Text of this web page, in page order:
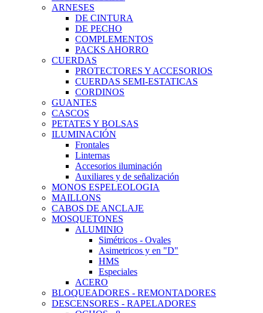
ARNESES
DE CINTURA
DE PECHO
COMPLEMENTOS
PACKS AHORRO
CUERDAS
PROTECTORES Y ACCESORIOS
CUERDAS SEMI-ESTATICAS
CORDINOS
GUANTES
CASCOS
PETATES Y BOLSAS
ILUMINACIÓN
Frontales
Linternas
Accesorios iluminación
Auxiliares y de señalización
MONOS ESPELEOLOGIA
MAILLONS
CABOS DE ANCLAJE
MOSQUETONES
ALUMINIO
Simétricos - Ovales
Asimetricos y en "D"
HMS
Especiales
ACERO
BLOQUEADORES - REMONTADORES
DESCENSORES - RAPELADORES